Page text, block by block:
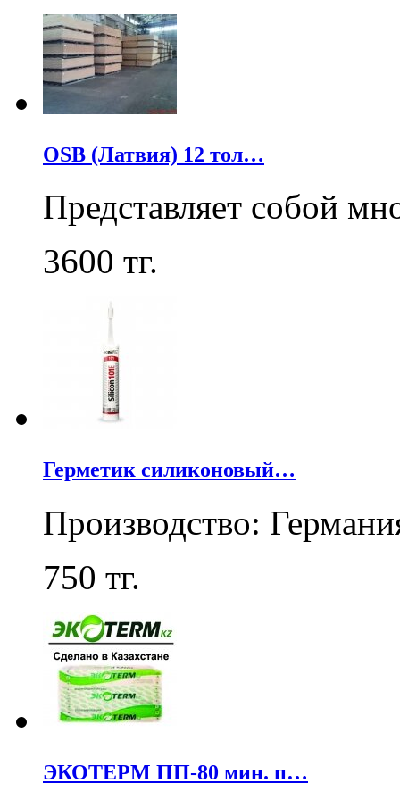
OSB (Латвия) 12 тол…
Представляет собой
3600 тг.
Герметик силиконовый…
Производство:
750 тг.
ЭКОТЕРМ ПП-80 мин. п…